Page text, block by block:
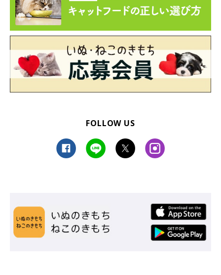
FOLLOW US